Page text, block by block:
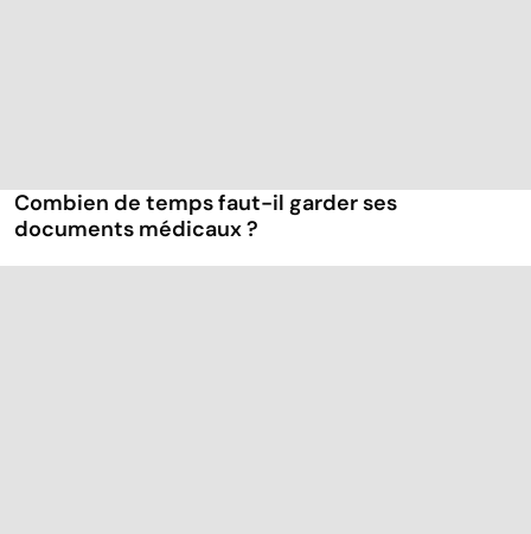
Combien de temps faut-il garder ses
documents médicaux ?